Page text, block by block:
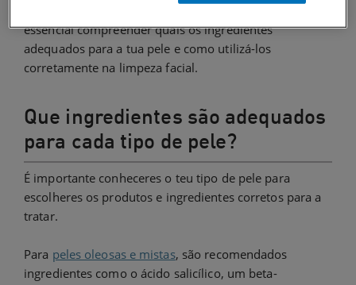
essencial compreender quais os ingredientes
adequados para a tua pele e como utilizá-los
corretamente na limpeza facial.
Que ingredientes são adequados
para cada tipo de pele?
É importante conheceres o teu tipo de pele para
escolheres os produtos e ingredientes corretos para a
tratar.
Para peles oleosas e mistas, são recomendados
ingredientes como o ácido salicílico, um beta-